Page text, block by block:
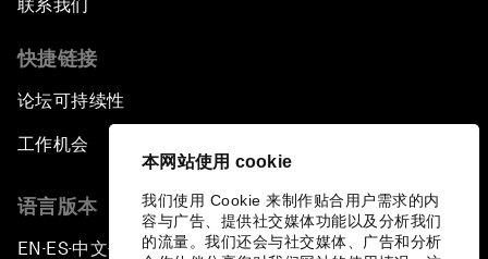
本网站使用 cookie
我们使用 Cookie 来制作贴合用户需求的内
容与广告、提供社交媒体功能以及分析我们
的流量。我们还会与社交媒体、广告和分析
联系我们
快捷链接
论坛可持续性
工作机会
语言版本
EN ▪ES▪中文▪ 日本語